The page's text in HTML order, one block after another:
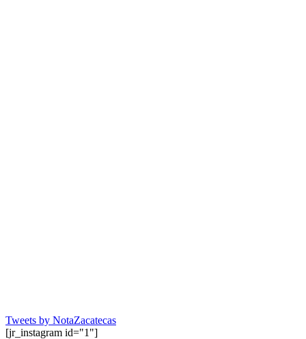
Tweets by NotaZacatecas
[jr_instagram id="1"]